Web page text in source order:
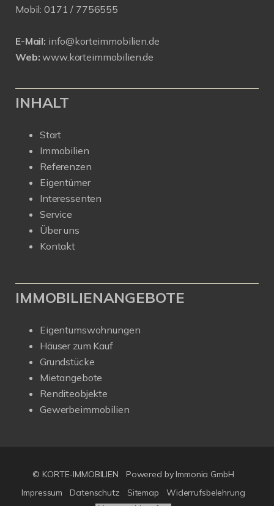
Mobil: 0171 / 7756555
E-Mail: info@korteimmobilien.de
Web: www.korteimmobilien.de
INHALT
Start
Immobilien
Referenzen
Eigentümer
Interessenten
Service
Über uns
Kontakt
IMMOBILIENANGEBOTE
Eigentumswohnungen
Häuser zum Kauf
Grundstücke
Mietangebote
Renditeobjekte
Gewerbeimmobilien
© KORTE-IMMOBILIEN
Powered by Immonia GmbH
Impressum
Datenschutz Sitemap Widerrufsbelehrung